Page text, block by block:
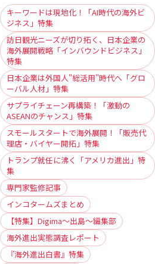
キーワードは現地化！「AI時代の海外ビ
ジネス」特集
訪日観光ニーズが切り拓く、日本企業の
海外展開戦略「インバウンドビジネス」
特集
日本企業は外国人"総活用"時代へ「グロ
ーバル人材」特集
サプライチェーン再構築！「激動の
ASEANのチャンス」特集
スモールスタートで海外展開！「販売代
理店・バイヤー開拓」特集
トランプ就任に沸く「アメリカ進出」特
集
専門家監修記事
インコタームズまとめ
【特集】Digima〜出島〜編集部
海外進出実態調査レポート
『海外進出白書』特集